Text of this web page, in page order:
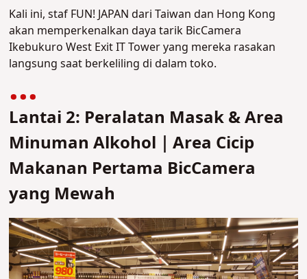
Kali ini, staf FUN! JAPAN dari Taiwan dan Hong Kong
akan memperkenalkan daya tarik BicCamera
Ikebukuro West Exit IT Tower yang mereka rasakan
langsung saat berkeliling di dalam toko.
Lantai 2: Peralatan Masak & Area
Minuman Alkohol｜Area Cicip
Makanan Pertama BicCamera
yang Mewah